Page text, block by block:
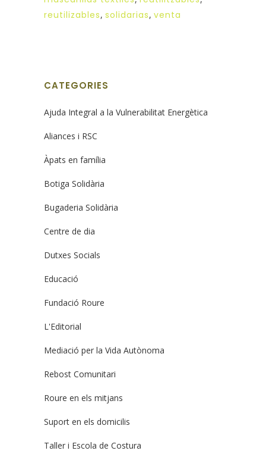
reutilizables, solidarias, venta
CATEGORIES
Ajuda Integral a la Vulnerabilitat Energètica
Aliances i RSC
Àpats en família
Botiga Solidària
Bugaderia Solidària
Centre de dia
Dutxes Socials
Educació
Fundació Roure
L'Editorial
Mediació per la Vida Autònoma
Rebost Comunitari
Roure en els mitjans
Suport en els domicilis
Taller i Escola de Costura